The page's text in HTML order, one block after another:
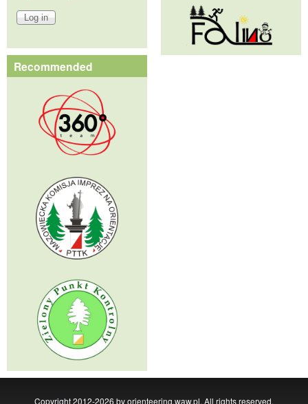
Recommended
Copyright 2012-2026 by orienteering.waw.pl, All rights reserved,